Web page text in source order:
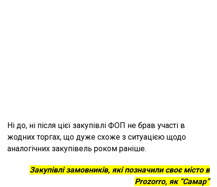
Ні до, ні після цієї закупівлі ФОП не брав участі в
жодних торгах, що дуже схоже з ситуацією щодо
аналогічних закупівель роком раніше.
Закупівлі замовників, які позначили своє місто в
Prozorro, як “Самар”